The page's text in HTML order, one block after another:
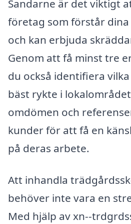
Sandarne är det viktigt
företag som förstår
och kan erbjuda
Genom att få minst tre
du också identifiera
bäst rykte i
omdömen och
kunder för att få en
på deras arbete.
Att inhandla
behöver inte vara en
Med hjälp av xn--